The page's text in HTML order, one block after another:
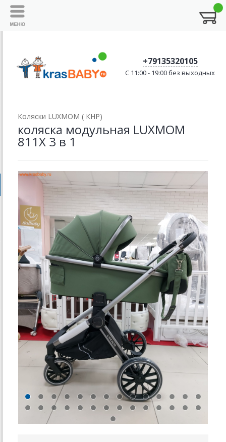
+79135320105
C 11:00 - 19:00 без выходных
Коляски LUXMOM ( КНР)
коляска модульная LUXMOM
811X 3 в 1